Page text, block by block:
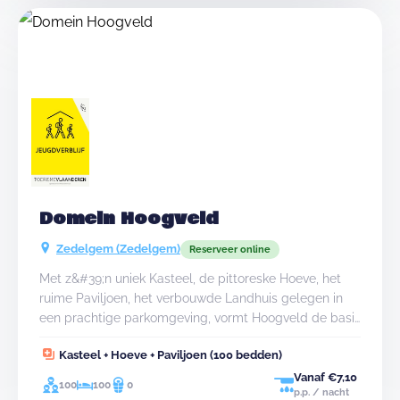
Domein Hoogveld
Zedelgem (Zedelgem) Reserveer online
Met z&#39;n uniek Kasteel, de pittoreske Hoeve, het
ruime Paviljoen, het verbouwde Landhuis gelegen in
een prachtige parkomgeving, vormt Hoogveld de basis
kust in West-Vlaanderen! Het eigen domein van
Hoogveld is meer dan 4 hectare groot met eigen bos
en grasvelden en sluit aan op het publiek toegankelijk
Kasteel + Hoeve + Paviljoen (100 bedden)
100 100 0
Vanaf €7,10
p.p. / nacht